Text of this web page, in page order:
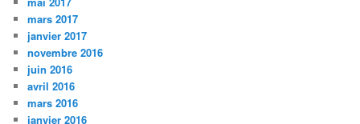
mars 2017
janvier 2017
novembre 2016
juin 2016
avril 2016
mars 2016
janvier 2016